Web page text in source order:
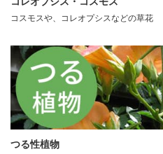
コスモスや、コレオプシスなどの草花
つる性植物